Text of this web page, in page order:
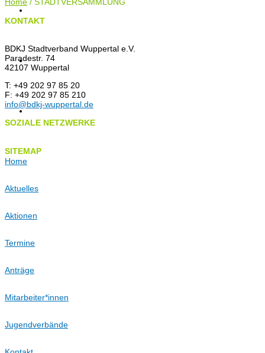
TERMINE
ANTRÄGE
KONTAKT
KONTAKT
BDKJ Stadtverband Wuppertal e.V.
Paradestr. 74
42107 Wuppertal
T: +49 202 97 85 20
F: +49 202 97 85 210
info@bdkj-wuppertal.de
SOZIALE NETZWERKE
SITEMAP
Home
Aktuelles
Aktionen
Termine
Anträge
Mitarbeiter*innen
Jugendverbände